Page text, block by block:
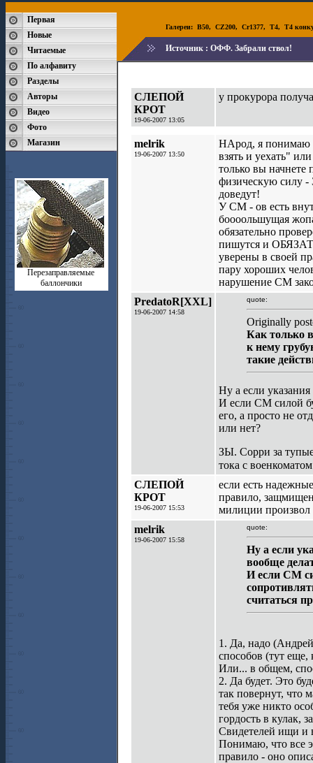
Первая
Новые
Читаемые
По алфавиту
Разделы
Авторы
Видео
Фото
Магазин
Перезаправляемые
баллончики
Галереи: B50, CZ200, Cr1377, T4, T4
Источник : ОФФ. Забрали ствол!
СЛЕПОЙ
КРОТ
19-06-2007 13:05
у прокурора
melrik
19-06-2007 13:50
НАрод, я понимаю
взять и уехать"
только вы
физическую силу -
доведут!
У СМ - ов есть
боооольшущая
обязательно
пишутся и
уверены в своей
пару хороших
нарушение СМ
PredatoR[XXL]
19-06-2007 14:58
quote:
Originally
Как только
к нему
такие
Ну а если
И если СМ силой
его, а просто не
или нет?
ЗЫ. Сорри за
тока с
СЛЕПОЙ
КРОТ
19-06-2007 15:53
если есть
правило,
милиции произвол
melrik
19-06-2007 15:58
quote:
Ну а если
вообще
И если СМ
считаться
1. Да, надо
способов (тут еще,
Или... в общем,
2. Да будет. Это
так повернут, что
тебя уже никто
гордость в кулак,
Свидетелей ищи и
Понимаю, что все
правило - оно